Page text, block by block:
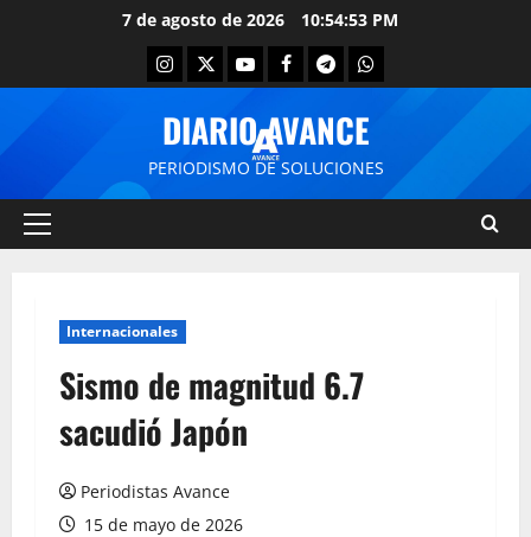
7 de agosto de 2026 10:54:54 PM
DIARIO AVANCE
PERIODISMO DE SOLUCIONES
Internacionales
Sismo de magnitud 6.7
sacudió Japón
Periodistas Avance
15 de mayo de 2026